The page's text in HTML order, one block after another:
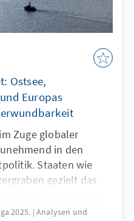
Ostsee,
Europas
Zuge globaler
in den
Staaten wie
gezielt das
als „Lawfare“
2025. Analysen und